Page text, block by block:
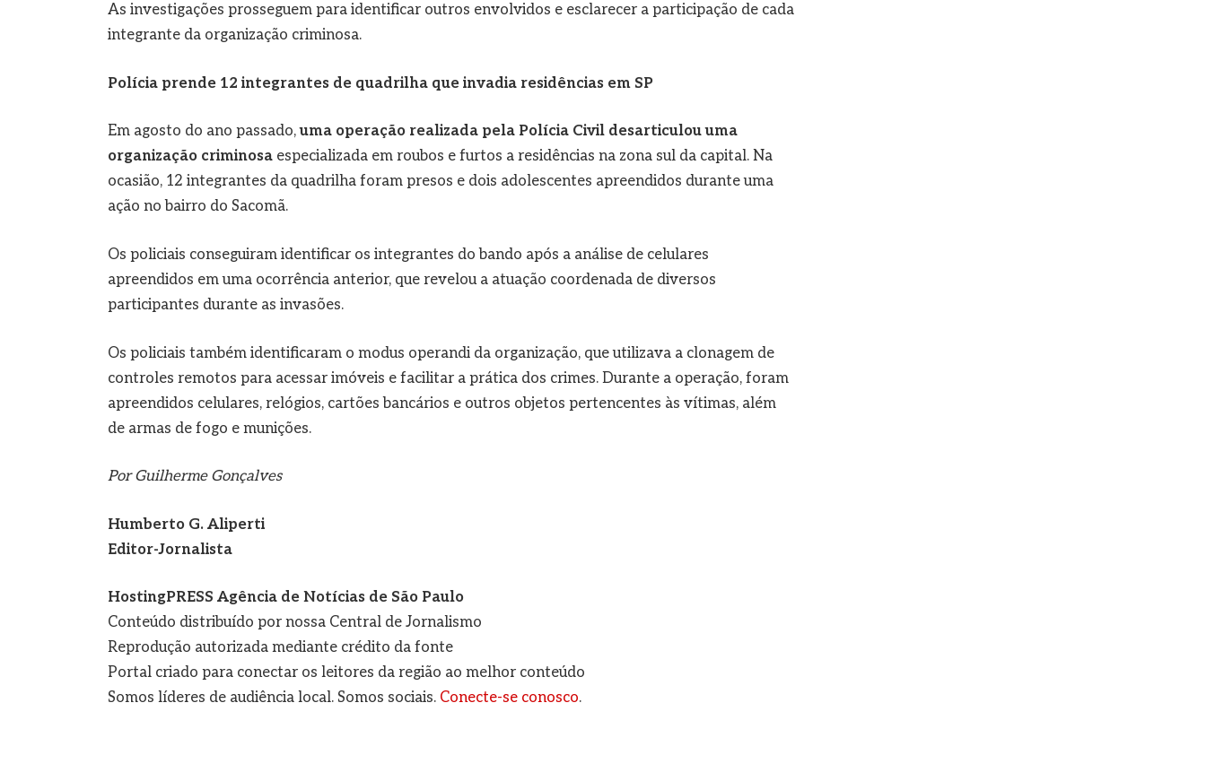
As investigações prosseguem para identificar outros envolvidos e esclarecer a participação de cada
integrante da organização criminosa.
Polícia prende 12 integrantes de quadrilha que invadia residências em SP
Em agosto do ano passado,uma operação realizada pela Polícia Civil desarticulou uma
organização criminosaespecializada em roubos e furtos a residências na zona sul da capital. Na
ocasião, 12 integrantes da quadrilha foram presos e dois adolescentes apreendidos durante uma
ação no bairro do Sacomã.
Os policiais conseguiram identificar os integrantes do bando após a análise de celulares
apreendidos em uma ocorrência anterior, que revelou a atuação coordenada de diversos
participantes durante as invasões.
Os policiais também identificaram o modus operandi da organização, que utilizava a clonagem de
controles remotos para acessar imóveis e facilitar a prática dos crimes. Durante a operação, foram
apreendidos celulares, relógios, cartões bancários e outros objetos pertencentes às vítimas, além
de armas de fogo e munições.
Por Guilherme Gonçalves
Humberto G. Aliperti
Editor-Jornalista
HostingPRESS Agência de Notícias de São Paulo
Conteúdo distribuído por nossa Central de Jornalismo
Reprodução autorizada mediante crédito da fonte
Portal criado para conectar os leitores da região ao melhor conteúdo
Somos líderes de audiência local. Somos sociais. Conecte-se conosco.